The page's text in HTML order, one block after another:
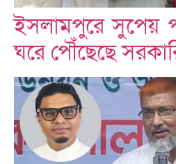
ইসলামপুরে সুপেয়
ঘরে পৌঁছেছে